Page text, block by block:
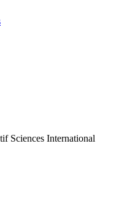
Sciences International